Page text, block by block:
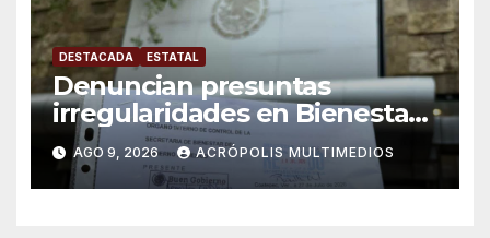
DESTACADA ESTATAL
Denuncian presuntas
irregularidades en Bienestar
de Coatepec
AGO 9, 2026 ACRÓPOLIS MULTIMEDIOS